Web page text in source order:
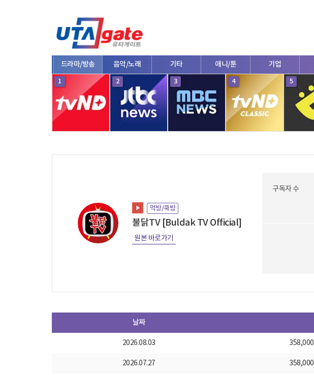
드라마/방송 음악/노래 기타 애니/툰 기업
1 2 3 4 5
먹방/쿡방
불닭TV [Buldak TV Official]
원본 바로가기
구독자 수
날짜
2026.08.03 358,000
2026.07.27 358,000